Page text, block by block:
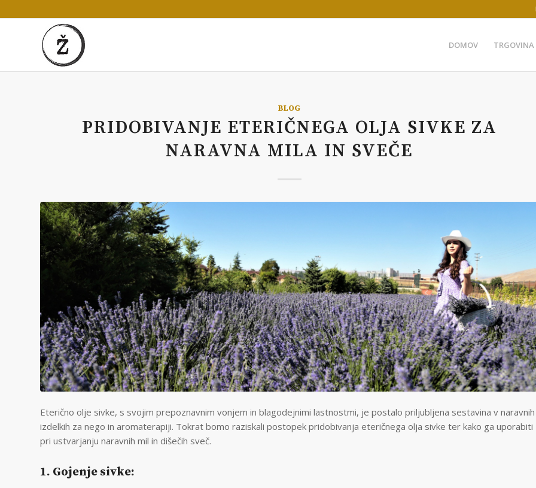
DOMOV TRGOVINA
BLOG
PRIDOBIVANJE ETERIČNEGA OLJA SIVKE ZA
NARAVNA MILA IN SVEČE
Eterično olje sivke, s svojim prepoznavnim vonjem in blagodejnimi lastnostmi, je postalo priljubljena sestavina v naravnih
izdelkih za nego in aromaterapiji. Tokrat bomo raziskali postopek pridobivanja eteričnega olja sivke ter kako ga uporabiti
pri ustvarjanju naravnih mil in dišečih sveč.
1. Gojenje sivke: